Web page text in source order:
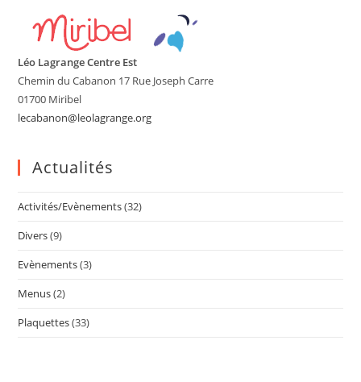
Léo Lagrange Centre Est
Chemin du Cabanon 17 Rue Joseph Carre
01700 Miribel
lecabanon@leolagrange.org
Actualités
Activités/Evènements(32)
Divers(9)
Evènements(3)
Menus(2)
Plaquettes(33)